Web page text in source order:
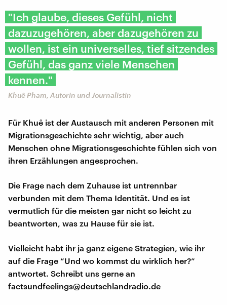
"Ich glaube, dieses Gefühl, nicht
dazuzugehören, aber dazugehören zu
wollen, ist ein universelles, tief sitzendes
Gefühl, das ganz viele Menschen
kennen."
Khuê Pham, Autorin und Journalistin
Für Khuê ist der Austausch mit anderen Personen mit
Migrationsgeschichte sehr wichtig, aber auch
Menschen ohne Migrationsgeschichte fühlen sich von
ihren Erzählungen angesprochen.
Die Frage nach dem Zuhause ist untrennbar
verbunden mit dem Thema Identität. Und es ist
vermutlich für die meisten gar nicht so leicht zu
beantworten, was zu Hause für sie ist.
Vielleicht habt ihr ja ganz eigene Strategien, wie ihr
auf die Frage “Und wo kommst du wirklich her?”
antwortet. Schreibt uns gerne an
factsundfeelings@deutschlandradio.de